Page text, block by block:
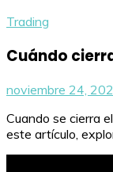
Trading
Cuándo
noviembre 24,
Cuando se cierra
este artículo,